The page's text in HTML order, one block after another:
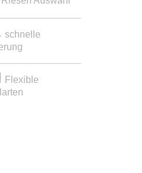
schnelle
Flexible